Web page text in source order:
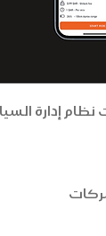
نظام إدارة